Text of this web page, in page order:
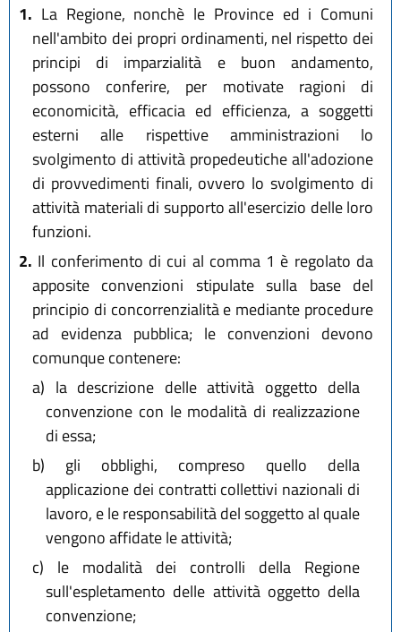
1. La Regione, nonchè le Province ed i Comuni
nell'ambito dei propri ordinamenti, nel rispetto dei
principi di imparzialità e buon andamento,
possono conferire, per motivate ragioni di
economicità, efficacia ed efficienza, a soggetti
esterni alle rispettive amministrazioni lo
svolgimento di attività propedeutiche all'adozione
di provvedimenti finali, ovvero lo svolgimento di
attività materiali di supporto all'esercizio delle loro
funzioni.
2. Il conferimento di cui al comma 1 è regolato da
apposite convenzioni stipulate sulla base del
principio di concorrenzialità e mediante procedure
ad evidenza pubblica; le convenzioni devono
comunque contenere:
a) la descrizione delle attività oggetto della
convenzione con le modalità di realizzazione
di essa;
b) gli obblighi, compreso quello della
applicazione dei contratti collettivi nazionali di
lavoro, e le responsabilità del soggetto al quale
vengono affidate le attività;
c) le modalità dei controlli della Regione
sull'espletamento delle attività oggetto della
convenzione;